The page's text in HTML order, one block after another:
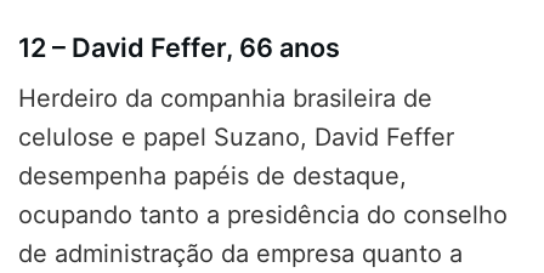
12 – David Feffer, 66 anos
Herdeiro da companhia brasileira de
celulose e papel Suzano, David Feffer
desempenha papéis de destaque,
ocupando tanto a presidência do conselho
de administração da empresa quanto a